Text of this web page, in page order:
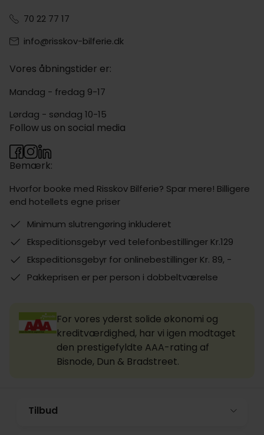
70 22 77 17
info@risskov-bilferie.dk
Vores åbningstider er:
Mandag - fredag 9-17
Lørdag - søndag 10-15
Bemærk:
Hvorfor booke med Risskov Bilferie? Spar mere! Billigere
end hotellets egne priser
Minimum slutrengøring inkluderet
Ekspeditionsgebyr ved telefonbestillinger Kr.129
Ekspeditionsgebyr for onlinebestillinger Kr. 89, -
Pakkeprisen er per person i dobbeltværelse
Follow us on social media
For vores yderst solide økonomi og
kreditværdighed, har vi igen modtaget
den prestigefyldte AAA-rating af
Bisnode, Dun & Bradstreet.
Tilbud